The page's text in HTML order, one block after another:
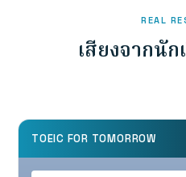
REAL
เสียงจากนั
TOEIC FOR TOMORROW